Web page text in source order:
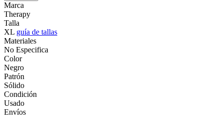
Marca
Therapy
Talla
XL guía de tallas
Materiales
No Especifica
Color
Negro
Patrón
Sólido
Condición
Usado
Envíos